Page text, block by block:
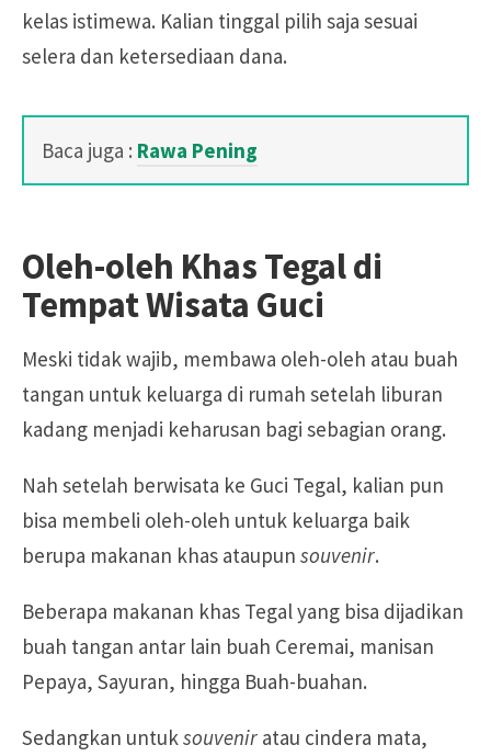
kelas istimewa. Kalian tinggal pilih saja sesuai
selera dan ketersediaan dana.
Baca juga : Rawa Pening
Oleh-oleh Khas Tegal di
Tempat Wisata Guci
Meski tidak wajib, membawa oleh-oleh atau buah
tangan untuk keluarga di rumah setelah liburan
kadang menjadi keharusan bagi sebagian orang.
Nah setelah berwisata ke Guci Tegal, kalian pun
bisa membeli oleh-oleh untuk keluarga baik
berupa makanan khas ataupun souvenir.
Beberapa makanan khas Tegal yang bisa dijadikan
buah tangan antar lain buah Ceremai, manisan
Pepaya, Sayuran, hingga Buah-buahan.
Sedangkan untuksouvenir atau cindera mata,